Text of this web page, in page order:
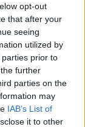
opt-out
that after your
seeing
utilized by
prior to
further
parties on the
may
IAB’s List of
it to other
των